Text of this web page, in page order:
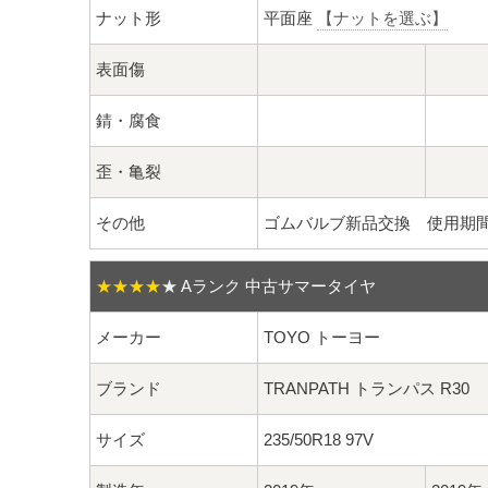
ナット形 平面座 【ナットを選ぶ】
表面傷
錆・腐食
歪・亀裂
その他 ゴムバルブ新品交換 使用期
★★★★★ Aランク 中古サマータイヤ
メーカー TOYO トーヨー
ブランド TRANPATH トランパス R30
サイズ 235/50R18 97V